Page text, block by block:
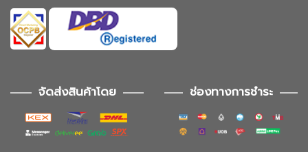
จัดส่งสินค้าโดย ช่องทางการชำระ